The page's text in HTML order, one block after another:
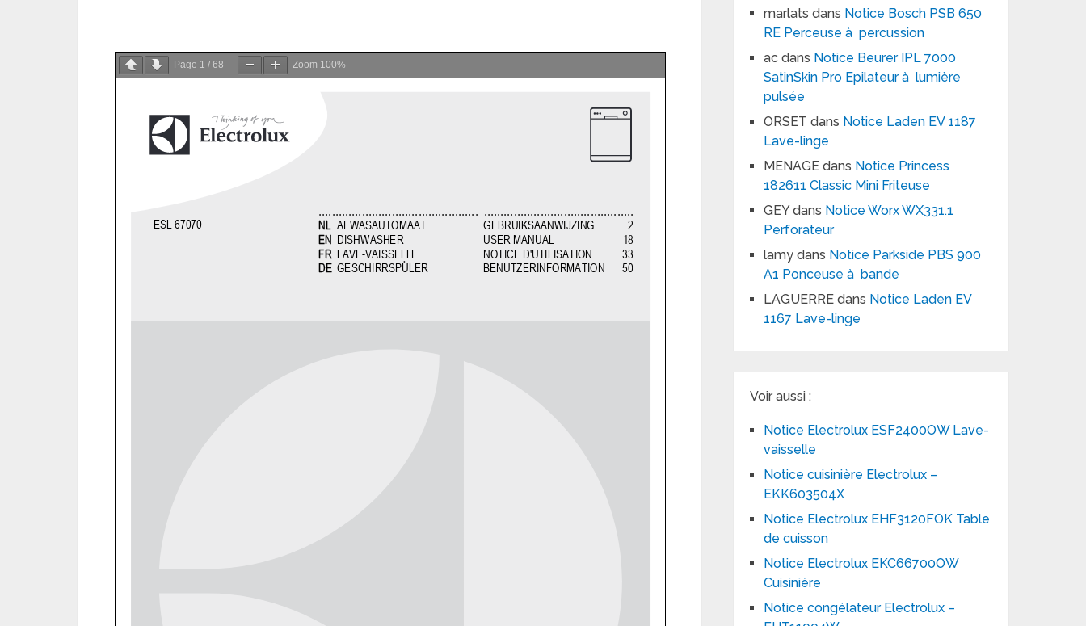
Page 1 / 68 Zoom 100%
marlats dans Notice Bosch PSB 650
RE Perceuse à percussion
ac dans Notice Beurer IPL 7000
SatinSkin Pro Epilateur à lumière
pulsée
ORSET dans Notice Laden EV 1187
Lave-linge
MENAGE dans Notice Princess
182611 Classic Mini Friteuse
GEYdans Notice Worx WX331.1
Perforateur
lamy dans Notice Parkside PBS 900
A1 Ponceuse à bande
LAGUERRE dans Notice Laden EV
1167 Lave-linge
Voir aussi :
Notice Electrolux ESF2400OW Lave-
vaisselle
Notice cuisinière Electrolux –
EKK603504X
Notice Electrolux EHF3120FOK Table
de cuisson
Notice Electrolux EKC66700OW
Cuisinière
Notice congélateur Electrolux –